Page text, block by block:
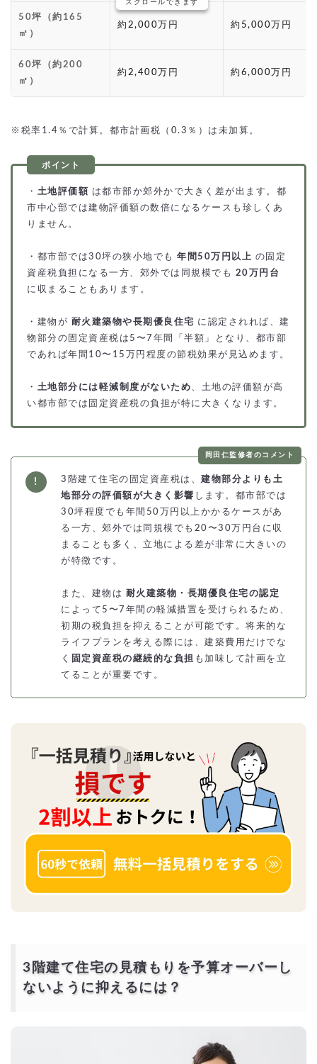
50坪（約165
㎡）
約2,000万円 約5,000万円
60坪（約200
㎡）
約2,400万円 約6,000万円
スクロールできます
※税率1.4％で計算。都市計画税（0.3％）は未加算。
・ 土地評価額 は都市部か郊外かで大きく差が出ます。都
市中心部では建物評価額の数倍になるケースも珍しくあ
りません。
・都市部では30坪の狭小地でも 年間50万円以上 の固定
資産税負担になる一方、郊外では同規模でも 20万円台
に収まることもあります。
・建物が 耐火建築物や長期優良住宅 に認定されれば、建
物部分の固定資産税は5〜7年間「半額」となり、都市部
であれば年間10〜15万円程度の節税効果が見込めます。
・ 土地部分には軽減制度がないため、土地の評価額が高
い都市部では固定資産税の負担が特に大きくなります。
岡田仁監修者のコメント
3階建て住宅の固定資産税は、 建物部分よりも土
地部分の評価額が大きく影響 します。都市部では
30坪程度でも年間50万円以上かかるケースがあ
る一方、郊外では同規模でも20〜30万円台に収
まることも多く、立地による差が非常に大きいの
が特徴です。
また、建物は
耐火建築物・長期優良住宅の認定
によって5〜7年間の軽減措置を受けられるため、
初期の税負担を抑えることが可能です。将来的な
ライフプランを考える際には、建築費用だけでな
く
固定資産税の継続的な負担 も加味して計画を立
てることが重要です。
3階建て住宅の見積もりを予算オーバーし
ないように抑えるには？